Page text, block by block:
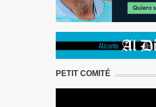
PETIT COMITÉ